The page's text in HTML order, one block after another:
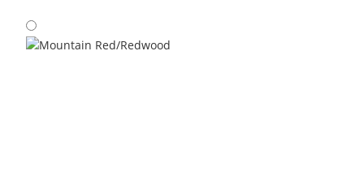
Savana/Jungle